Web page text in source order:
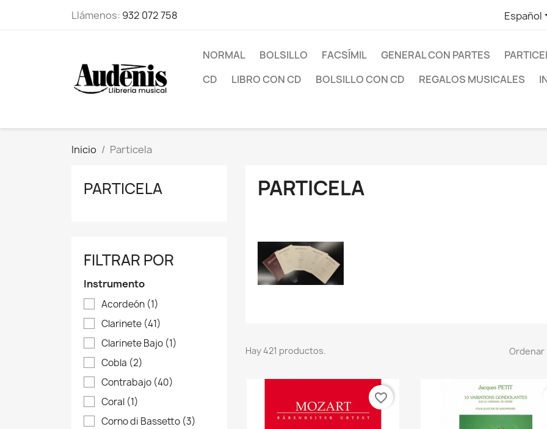
Llámenos: 932 072 758 Español
NORMAL BOLSILLO FACSÍMIL GENERAL CON PARTES
CD
LIBRO CON CD BOLSILLO CON CD REGALOS MUSICALES
Inicio Particela
PARTICELA
FILTRAR POR
Instrumento
Acordeón (1)
Clarinete (41)
Clarinete Bajo (1)
Cobla (2)
Contrabajo (40)
Coral (1)
Corno di Bassetto (3)
PARTICELA
Hay 421 productos. Ordenar
favorite_border